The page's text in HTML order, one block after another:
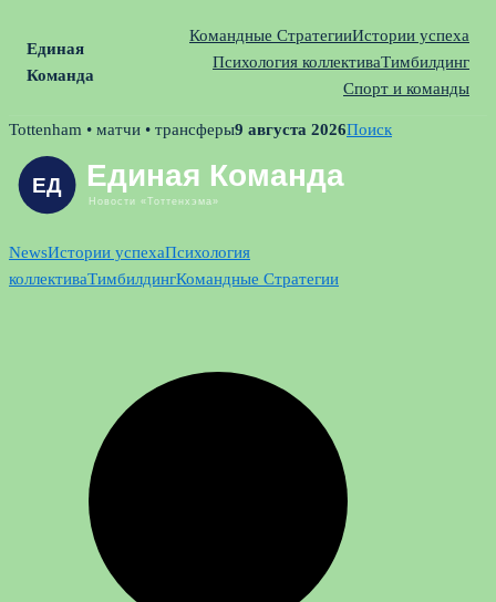
Единая
Команда
Командные СтратегииИстории успеха
Психология коллективаТимбилдинг
Спорт и команды
Skip
content
Tottenham • матчи • трансферы9 августа 2026Поиск
NewsИстории успехаПсихология
коллективаТимбилдингКомандные Стратегии